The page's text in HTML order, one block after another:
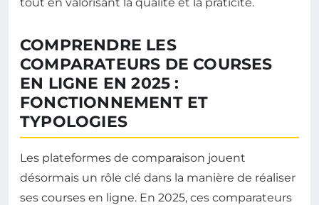
COMPRENDRE LES
COMPARATEURS DE COURSES
EN LIGNE EN 2025 :
FONCTIONNEMENT ET
TYPOLOGIES
Les plateformes de comparaison jouent
désormais un rôle clé dans la manière de réaliser
ses courses en ligne. En 2025, ces comparateurs